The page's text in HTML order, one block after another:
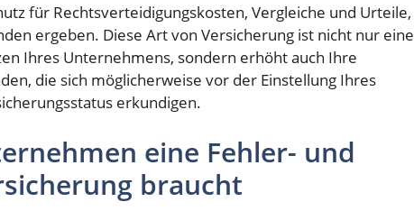
für Rechtsverteidigungskosten, Vergleiche und Urteile,
ergeben. Diese Art von Versicherung ist nicht nur eine
Ihres Unternehmens, sondern erhöht auch Ihre
die sich möglicherweise vor der Einstellung Ihres
erkundigen.
eine Fehler- und
braucht